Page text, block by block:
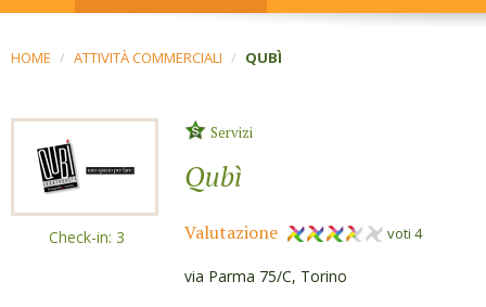
HOME / ATTIVITÀ COMMERCIALI / QUBÌ
Check-in: 3
Servizi
Qubì
Valutazione voti 4
via Parma 75/C, Torino